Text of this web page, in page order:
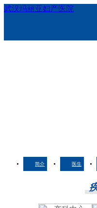
武汉玛丽亚妇产医院
简介 医生